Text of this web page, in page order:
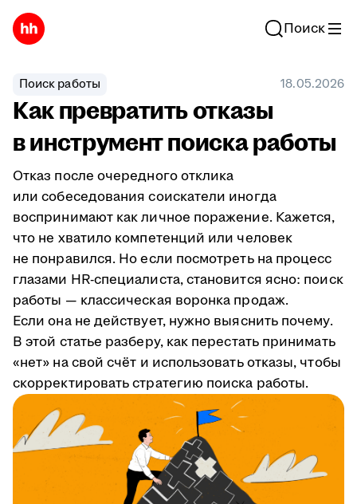
Поиск
Поиск работы 18.05.2026
Как превратить отказы
в инструмент поиска работы
Отказ после очередного отклика
или собеседования соискатели иногда
воспринимают как личное поражение. Кажется,
что не хватило компетенций или человек
не понравился. Но если посмотреть на процесс
глазами HR-специалиста, становится ясно: поиск
работы — классическая воронка продаж.
Если она не действует, нужно выяснить почему.
В этой статье разберу, как перестать принимать
«нет» на свой счёт и использовать отказы, чтобы
скорректировать стратегию поиска работы.